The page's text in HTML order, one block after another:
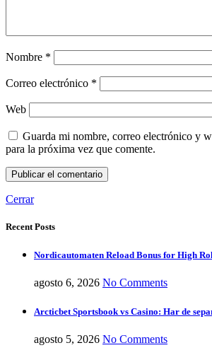
Nombre *
Correo electrónico *
Web
Guarda mi nombre, correo electrónico y
para la próxima vez que comente.
Cerrar
Recent Posts
Nordicautomaten Reload Bonus for High
agosto 6, 2026 No Comments
Arcticbet Sportsbook vs Casino: Har de
agosto 5, 2026 No Comments